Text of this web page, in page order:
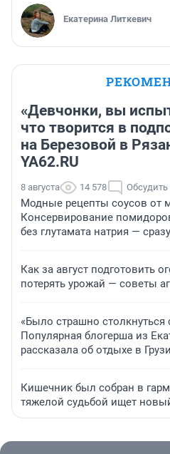
Екатерина Литкевич
«Девчонки, вы
что творится в
на Березовой в
YA62.RU
8 августа 14 578 Обсудить
Модные рецепты соусов от
Консервирование
без глутамата натрия —
Как за август подготовить
потерять урожай — советы
«Было страшно столкнуться
Популярная блогерша из
рассказала об отдыхе в
Кишечник был собран в
тяжелой судьбой ищет